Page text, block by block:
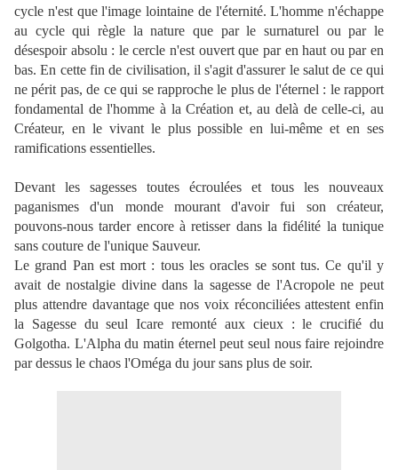
cycle n'est que l'image lointaine de l'éternité. L'homme n'échappe
au cycle qui règle la nature que par le surnaturel ou par le
désespoir absolu : le cercle n'est ouvert que par en haut ou par en
bas. En cette fin de civilisation, il s'agit d'assurer le salut de ce qui
ne périt pas, de ce qui se rapproche le plus de l'éternel : le rapport
fondamental de l'homme à la Création et, au delà de celle-ci, au
Créateur, en le vivant le plus possible en lui-même et en ses
ramifications essentielles.
Devant les sagesses toutes écroulées et tous les nouveaux
paganismes d'un monde mourant d'avoir fui son créateur,
pouvons-nous tarder encore à retisser dans la fidélité la tunique
sans couture de l'unique Sauveur.
Le grand Pan est mort : tous les oracles se sont tus. Ce qu'il y
avait de nostalgie divine dans la sagesse de l'Acropole ne peut
plus attendre davantage que nos voix réconciliées attestent enfin
la Sagesse du seul Icare remonté aux cieux : le crucifié du
Golgotha. L'Alpha du matin éternel peut seul nous faire rejoindre
par dessus le chaos l'Oméga du jour sans plus de soir.